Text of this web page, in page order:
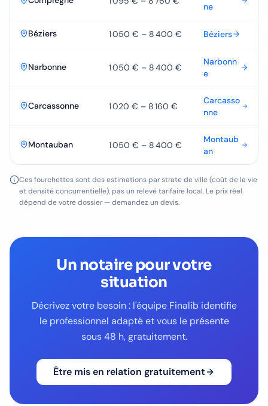
ne
Béziers 1 050 € – 8 400 € Béziers
Narbonne 1 050 € – 8 400 €
Narbonn
e
Carcassonne 1 020 € – 8 160 €
Carcasso
nne
Montauban 1 050 € – 8 400 €
Montaub
an
Ces fourchettes sont des estimations par strate de ville (coût de la vie
et densité concurrentielle), pas un relevé tarifaire local. Le prix réel
dépend de votre dossier — demandez un devis.
Unnotairepour votre
situation
Décrivez votre besoin : l'équipe Finalib identifie
le professionnel adapté et vous le présente
sous 48 h, gratuitement.
Être mis en relation gratuitement